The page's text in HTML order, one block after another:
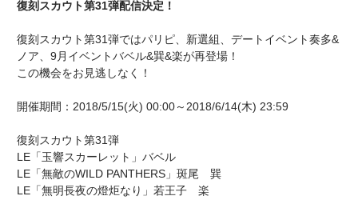
復刻スカウト第31弾配信決定！
復刻スカウト第31弾ではパリピ、新選組、デートイベント奏多&
ノア、9月イベントバベル&巽&楽が再登場！
この機会をお見逃しなく！
開催期間：2018/5/15(火) 00:00～2018/6/14(木) 23:59
復刻スカウト第31弾
LE「玉響スカーレット」バベル
LE「無敵のWILD PANTHERS」斑尾 巽
LE「無明長夜の燈炬なり」若王子 楽